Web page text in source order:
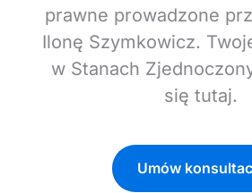
prawne prowadzone
Ilonę Szymkowicz.
w Stanach
się tutaj.
Umów